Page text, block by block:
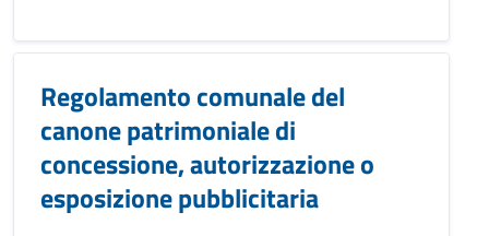
Regolamento comunale del
canone patrimoniale di
concessione, autorizzazione o
esposizione pubblicitaria